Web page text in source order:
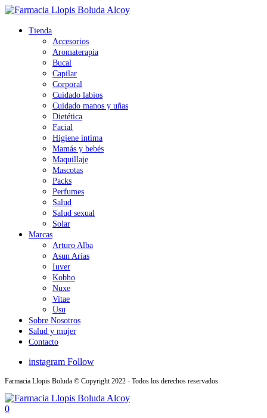
Tienda
Accesorios
Aromaterapia
Bucal
Capilar
Corporal
Cuidado labios
Cuidado manos y uñas
Dietética
Facial
Higiene íntima
Mamás y bebés
Maquillaje
Mascotas
Packs
Perfumes
Salud
Salud sexual
Solar
Marcas
Arturo Alba
Asun Arias
Iuver
Kobho
Nuxe
Vitae
Usu
Sobre Nosotros
Salud y mujer
Contacto
instagram Follow
Farmacia Llopis Boluda © Copyright 2022 - Todos los derechos reservados
0